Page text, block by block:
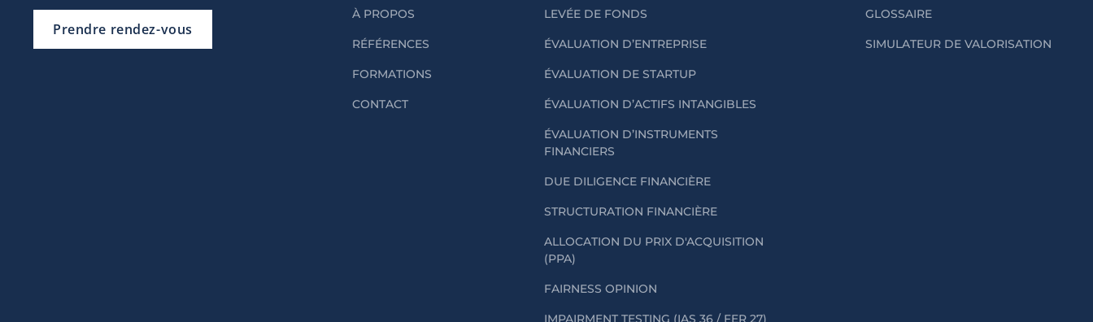
Prendre rendez-vous
À PROPOS
RÉFÉRENCES
FORMATIONS
CONTACT
LEVÉE DE FONDS
ÉVALUATION D’ENTREPRISE
ÉVALUATION DE STARTUP
ÉVALUATION D’ACTIFS INTANGIBLES
ÉVALUATION D’INSTRUMENTS
FINANCIERS
DUE DILIGENCE FINANCIÈRE
STRUCTURATION FINANCIÈRE
ALLOCATION DU PRIX D'ACQUISITION
(PPA)
FAIRNESS OPINION
IMPAIRMENT TESTING (IAS 36 / FER 27)
GLOSSAIRE
SIMULATEUR DE VALORISATION